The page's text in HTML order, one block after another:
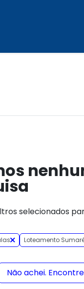
Loteamento
selecionados
Não achei.